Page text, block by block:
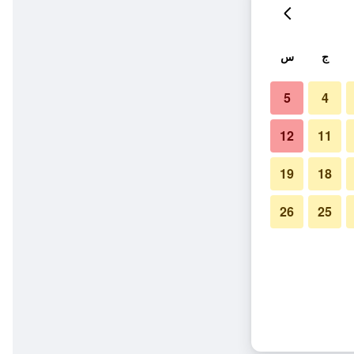
ج س
4
5
11
12
18
19
25
26